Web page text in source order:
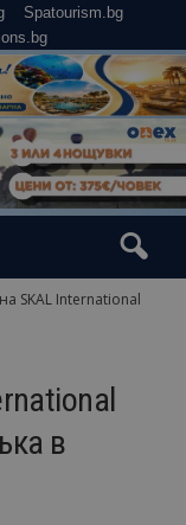
Spatourism.bg
SKAL International
в